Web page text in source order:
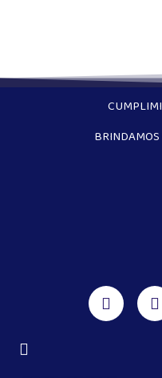
BRINDAMOS